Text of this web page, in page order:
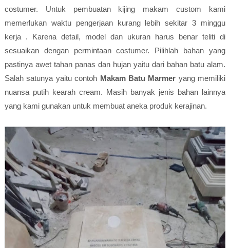
costumer. Untuk pembuatan kijing makam custom kami
memerlukan waktu pengerjaan kurang lebih sekitar 3 minggu
kerja . Karena detail, model dan ukuran harus benar teliti di
sesuaikan dengan permintaan costumer. Pilihlah bahan yang
pastinya awet tahan panas dan hujan yaitu dari bahan batu alam.
Salah satunya yaitu contoh Makam Batu Marmer yang memiliki
nuansa putih kearah cream. Masih banyak jenis bahan lainnya
yang kami gunakan untuk membuat aneka produk kerajinan.